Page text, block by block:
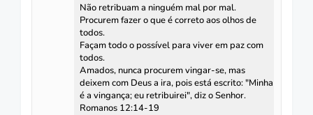
Não retribuam a ninguém mal por mal.
Procurem fazer o que é correto aos olhos de
todos.
Façam todo o possível para viver em paz com
todos.
Amados, nunca procurem vingar-se, mas
deixem com Deus a ira, pois está escrito: "Minha
é a vingança; eu retribuirei", diz o Senhor.
Romanos 12:14-19